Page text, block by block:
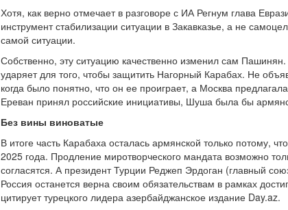
Хотя, как верно отмечает в разговоре с ИА Регнум глава
инструмент стабилизации ситуации в Закавказье, а не
самой ситуации.
Собственно, эту ситуацию качественно изменил сам
ударяет для того, чтобы защитить Нагорный Карабах. Не
когда было понятно, что он ее проиграет, а Москва
Ереван принял российские инициативы, Шуша была бы
Без вины виноватые
В итоге часть Карабаха осталась армянской только потому,
2025 года. Продление миротворческого мандата возможно
согласятся. А президент Турции Реджеп Эрдоган (главный
Россия останется верна своим обязательствам в рамках
цитирует турецкого лидера азербайджанское издание Day.az.